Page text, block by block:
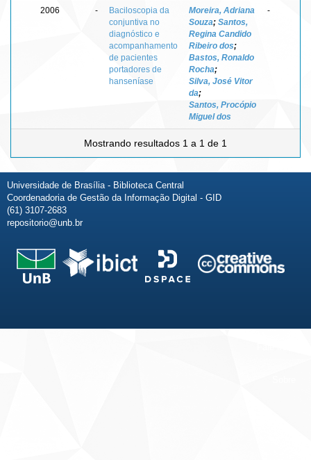
2006 -
Baciloscopia da
conjuntiva no
diagnóstico e
acompanhamento
de pacientes
portadores de
hanseníase
Moreira, Adriana
Souza; Santos,
Regina Candido
Ribeiro dos;
Bastos, Ronaldo
Rocha;
Silva, José Vitor
da;
Santos, Procópio
Miguel dos
-
Mostrando resultados 1 a 1 de 1
Universidade de Brasília - Biblioteca Central
Coordenadoria de Gestão da Informação Digital - GID
(61) 3107-2683
repositorio@unb.br